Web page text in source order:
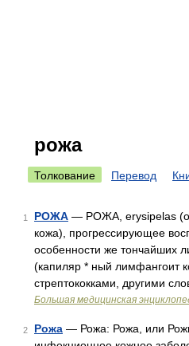
рожа
Толкование Перевод
1 РОЖА — РОЖА, erysipelas
кожа), прогрессирующее
особенности же тончайших
(капиляр * ный лимфангоит
стрептококками, другими
Большая медицинская
2 Рожа — Рожа: Рожа, или